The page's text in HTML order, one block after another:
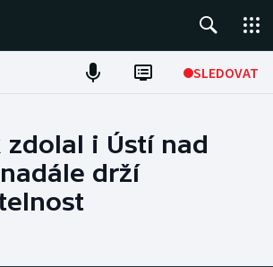
SLEDOVAT
zdolal i Ústí nad
drží